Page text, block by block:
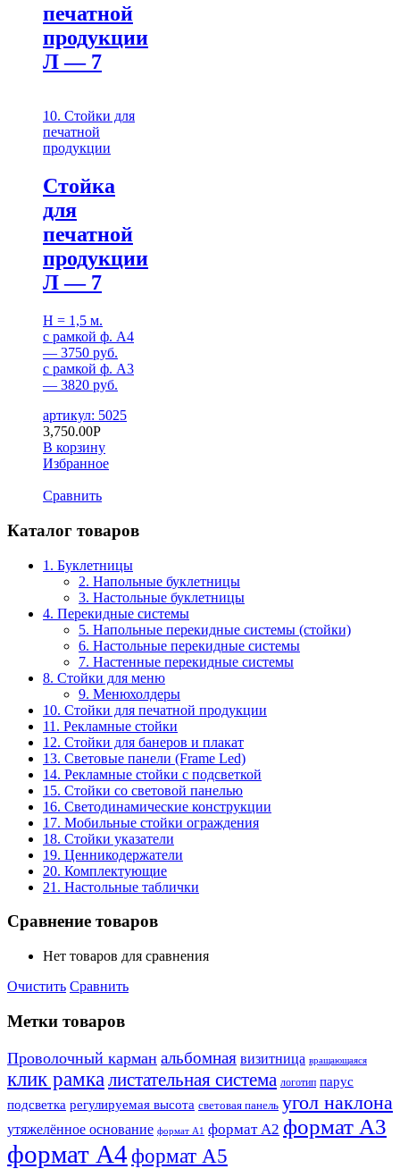
печатной
продукции
Л — 7
10. Стойки для
печатной
продукции
Стойка
для
печатной
продукции
Л — 7
Н = 1,5 м.
с рамкой ф. А4
— 3750 руб.
с рамкой ф. А3
— 3820 руб.
артикул: 5025
3,750.00Р
В корзину
Избранное
Сравнить
Каталог товаров
1. Буклетницы
2. Напольные буклетницы
3. Настольные буклетницы
4. Перекидные системы
5. Напольные перекидные системы (стойки)
6. Настольные перекидные системы
7. Настенные перекидные системы
8. Стойки для меню
9. Менюхолдеры
10. Стойки для печатной продукции
11. Рекламные стойки
12. Стойки для банеров и плакат
13. Световые панели (Frame Led)
14. Рекламные стойки с подсветкой
15. Стойки со световой панелью
16. Светодинамические конструкции
17. Мобильные стойки ограждения
18. Стойки указатели
19. Ценникодержатели
20. Комплектующие
21. Настольные таблички
Сравнение товаров
Нет товаров для сравнения
Очистить Сравнить
Метки товаров
Проволочный карман альбомная визитница вращающаяся
клик рамка листательная система логотип парус
подсветка регулируемая высота световая панель угол наклона
утяжелённое основание формат А1 формат А2 формат А3
формат А4 формат А5